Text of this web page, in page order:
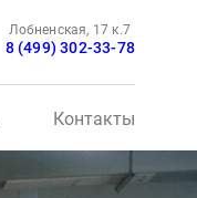
Лобненская, 17 к.7
8 (499) 302-33-78
Контакты